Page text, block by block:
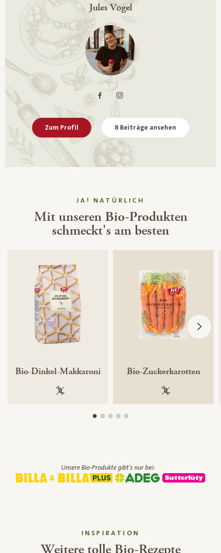
Jules Vogel
Zum Profil 8 Beiträge ansehen
JA! NATÜRLICH
Mit unseren Bio-Produkten
schmeckt's am besten
Bio-Dinkel-Makkaroni
100 % gentechnikfrei
Bio-Zuckerkarotten
100 %
Unsere Bio-Produkte gibt's nur bei:
INSPIRATION
Weitere tolle Bio-Rezepte